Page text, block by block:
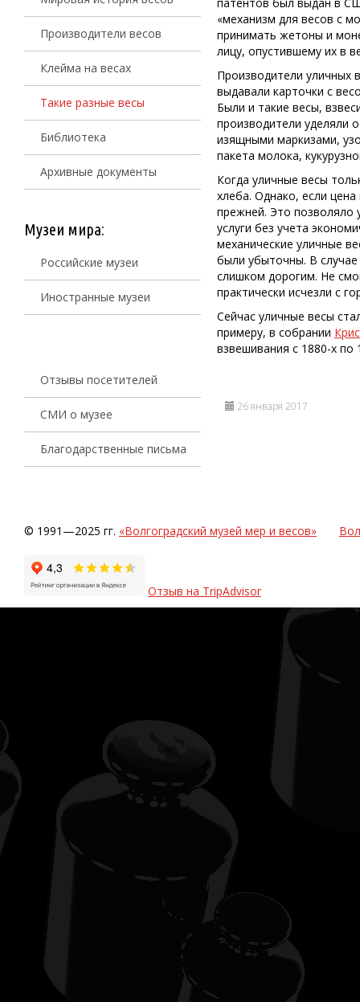
Производители весов
Клейма на весах
Такие разные весы
Библиотека
Архивные документы
Музеи мира:
Российские музеи
Иностранные музеи
Отзывы посетителей
СМИ о музее
Благодарственные письма
«механизм для весов с
принимать жетоны и
лицу, опустившему их в
Производители уличных
выдавали карточки с
Были и такие весы,
производители уделяли
изящными маркизами,
пакета молока,
Когда уличные весы
хлеба. Однако, если
прежней. Это позволяло
услуги без учета
механические уличные
были убыточны. В
слишком дорогим. Не
практически исчезли с
Сейчас уличные весы
примеру, в собрании
взвешивания с 1880-х по
26 января 2017
© 1991—2025 гг. «Волгоградский музей мер и весов»
Отзыв на TripAdvisor